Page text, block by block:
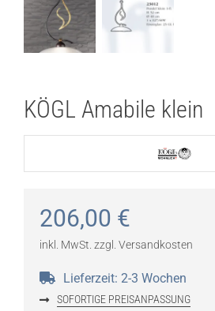
KÖGL Amabile klein
206,00 €
inkl. MwSt. zzgl. Versandkosten
Lieferzeit: 2-3 Wochen
SOFORTIGE PREISANPASSUNG